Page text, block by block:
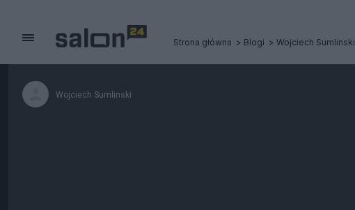
Strona główna Blogi Wojciech Sumlinski
Wojciech Sumlinski